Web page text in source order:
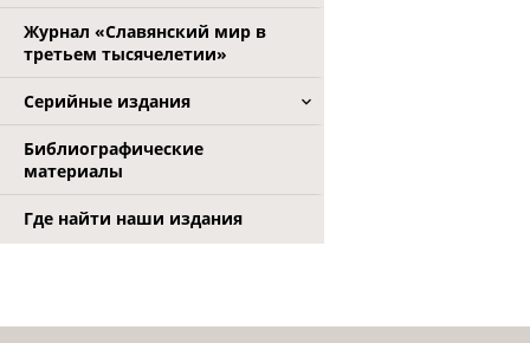
Журнал «Славянский мир в
третьем тысячелетии»
Серийные издания
Библиографические
материалы
Где найти наши издания